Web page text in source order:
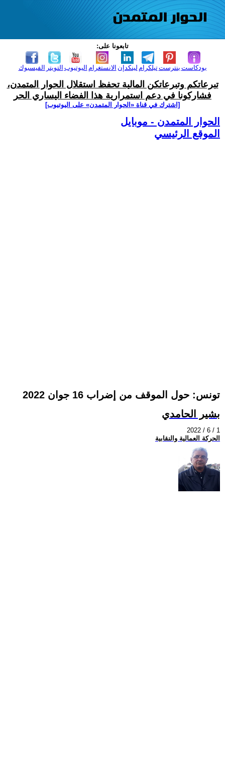
تابعونا على:
الفيسبوك التويتر اليوتيوب الانستغرام لينكدإن تيلكرامبنترست بودكاست
تبرعاتكم وتبرعاتكن المالية تحفظ استقلال الحوار المتمدن،
فشاركونا في دعم استمرارية هذا الفضاء اليساري الحر
[اشترك في قناة ‫«الحوار المتمدن» على اليوتيوب]
الحوار المتمدن - موبايل
الموقع الرئيسي
تونس: حول الموقف من إضراب 16 جوان 2022
بشير الحامدي
2022 / 6 / 1
الحركة العمالية والنقابية